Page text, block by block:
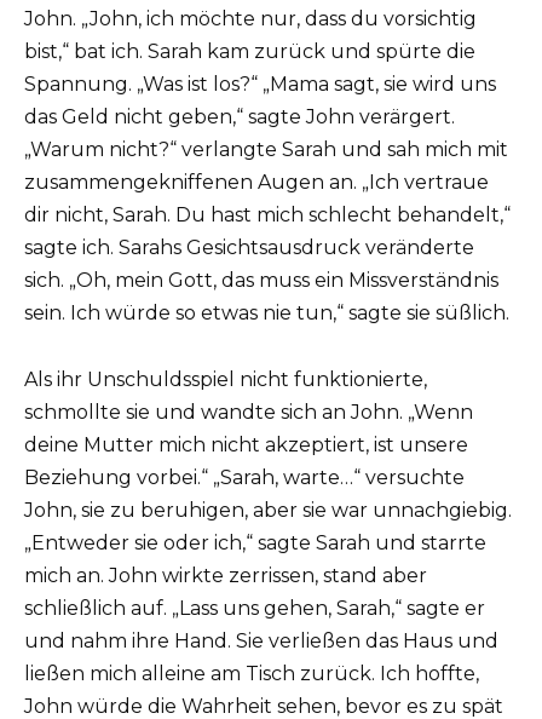
John. „John, ich möchte nur, dass du vorsichtig
bist,“ bat ich. Sarah kam zurück und spürte die
Spannung. „Was ist los?“ „Mama sagt, sie wird uns
das Geld nicht geben,“ sagte John verärgert.
„Warum nicht?“ verlangte Sarah und sah mich mit
zusammengekniffenen Augen an. „Ich vertraue
dir nicht, Sarah. Du hast mich schlecht behandelt,“
sagte ich. Sarahs Gesichtsausdruck veränderte
sich. „Oh, mein Gott, das muss ein Missverständnis
sein. Ich würde so etwas nie tun,“ sagte sie süßlich.
Als ihr Unschuldsspiel nicht funktionierte,
schmollte sie und wandte sich an John. „Wenn
deine Mutter mich nicht akzeptiert, ist unsere
Beziehung vorbei.“ „Sarah, warte…“ versuchte
John, sie zu beruhigen, aber sie war unnachgiebig.
„Entweder sie oder ich,“ sagte Sarah und starrte
mich an. John wirkte zerrissen, stand aber
schließlich auf. „Lass uns gehen, Sarah,“ sagte er
und nahm ihre Hand. Sie verließen das Haus und
ließen mich alleine am Tisch zurück. Ich hoffte,
John würde die Wahrheit sehen, bevor es zu spät